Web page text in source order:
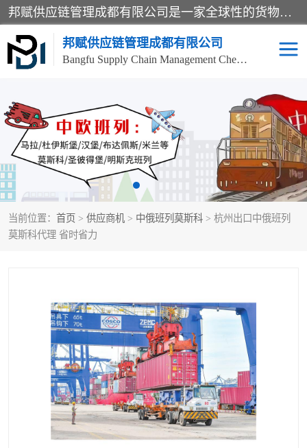
邦赋供应链管理成都有限公司是一家全球性的货物运输代理公司，主要从事：波兰中欧班列、德国中欧班列、出口莫斯科班列、中欧班列进口、蓉欧铁路、成都出口空运等业务，同时亦提供报关、报检、仓储、码头操作等服务。
邦赋供应链管理成都有限公司
Bangfu Supply Chain Management Chengdu Co.,LTD
当前位置： 首页 > 供应商机 > 中俄班列莫斯科 > 杭州出口中俄班列
莫斯科代理 省时省力
进出口门到门 成都中欧班列
国际汽运 国际空运
食品进口物流清关 南美海运
中俄铁路班列 中欧班列进口红酒啤酒
蓉欧班列进口机械设备 马来西亚物流
东南亚铁路 铁路出口拼箱/整柜
中俄班列莫斯科